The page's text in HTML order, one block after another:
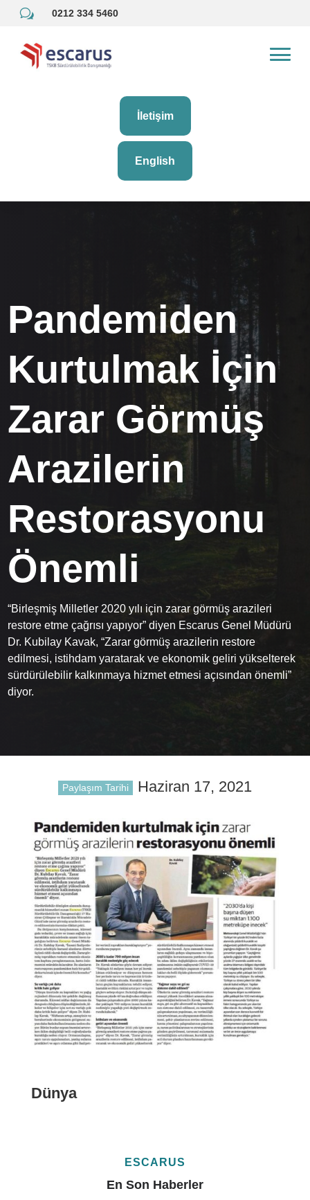
w 0212 334 5460
İletişim
English
Pandemiden
Kurtulmak İçin
Zarar Görmüş
Arazilerin
Restorasyonu
Önemli
“Birleşmiş Milletler 2020 yılı için zarar görmüş arazileri
restore etme çağrısı yapıyor” diyen Escarus Genel Müdürü
Dr. Kubilay Kavak, “Zarar görmüş arazilerin restore
edilmesi, istihdam yaratarak ve ekonomik geliri yükselterek
sürdürülebilir kalkınmaya hizmet etmesi açısından önemli”
diyor.
Paylaşım Tarihi Haziran 17, 2021
Dünya
ESCARUS
En Son Haberler